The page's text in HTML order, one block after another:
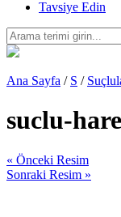
Tavsiye Edin
Ana Sayfa / S /
suclu-
« Önceki Resim
Sonraki Resim »